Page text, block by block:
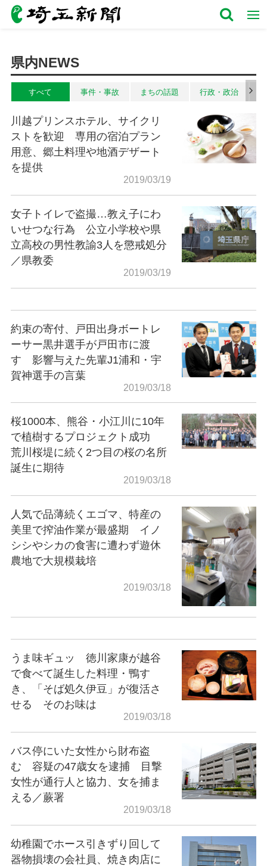
県内NEWS
すべて 事件・事故 まちの話題 行政・政治
川越プリンスホテル、サイクリ
ストを歓迎 専用の宿泊プラン
用意、郷土料理や地酒デザート
を提供
2019/03/19
女子トイレで盗撮…教え子にわ
いせつな行為 公立小学校や県
立高校の男性教諭3人を懲戒処分
／県教委
2019/03/19
約束の寄付、戸田出身ボートレ
ーサー黒井選手が戸田市に渡
す 影響与えた先輩J1浦和・宇
賀神選手の言葉
2019/03/18
桜1000本、熊谷・小江川に10年
で植樹するプロジェクト成功
荒川桜堤に続く2つ目の桜の名所
誕生に期待
2019/03/18
人気で品薄続くエゴマ、特産の
美里で搾油作業が最盛期 イノ
シシやシカの食害に遭わず遊休
農地で大規模栽培
2019/03/18
うま味ギュッ 徳川家康が越谷
で食べて誕生した料理・鴨す
き、「そば処久伊豆」が復活さ
せる そのお味は
2019/03/18
バス停にいた女性から財布盗
む 容疑の47歳女を逮捕 目撃
女性が通行人と協力、女を捕ま
える／蕨署
2019/03/18
幼稚園でホース引きずり回して
器物損壊の会社員、焼き肉店に